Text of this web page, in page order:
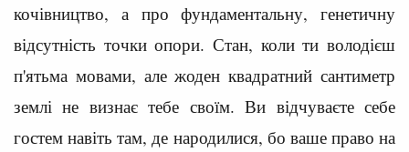
кочівництво, а про фундаментальну, генетичну
відсутність точки опори. Стан, коли ти володієш
п'ятьма мовами, але жоден квадратний сантиметр
землі не визнає тебе своїм. Ви відчуваєте себе
гостем навіть там, де народилися, бо ваше право на